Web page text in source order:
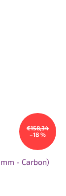
€158,34
–18 %
- Carbon)